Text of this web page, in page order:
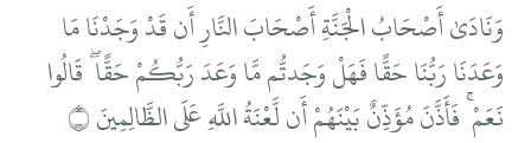
وَنَادَىٰ أَصْحَابُ الْجَنَّةِ أَصْحَابَ النَّارِ أَن قَدْ وَجَدْنَا مَا
وَعَدَنَا رَبُّنَا حَقًّا فَهَلْ وَجَدتُّم مَّا وَعَدَ رَبُّكُمْ حَقًّا ۖ قَالُوا
نَعَمْ ۚ فَأَذَّنَ مُؤَذِّنٌ بَيْنَهُمْ أَن لَّعْنَةُ اللَّهِ عَلَى الظَّالِمِينَ ۝